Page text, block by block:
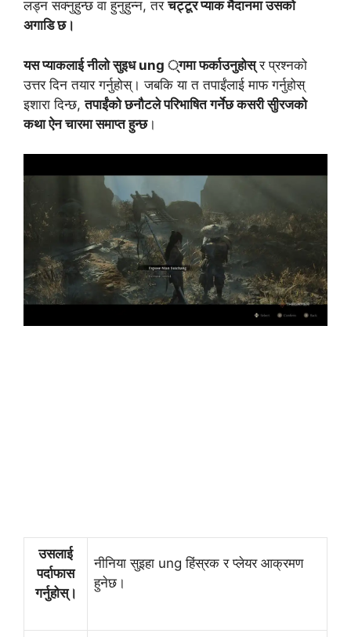
लड्न सक्नुहुन्छ वा हुनुहुन्न, तरचट्टूर प्याक मैदानमा उसको
अगाडि छ।
यस प्याकलाई नीलो सुइध ung ्गमा फर्काउनुहोस्र प्रश्नको
उत्तर दिन तयार गर्नुहोस्। जबकि या त तपाईंलाई माफ गर्नुहोस्
इशारा दिन्छ,तपाईंको छनौटले परिभाषित गर्नेछ कसरी सुीरजको
कथा ऐन चारमा समाप्त हुन्छ।
उसलाई
पर्दाफास
गर्नुहोस्।
नीनिया सुइहा ung हिंस्रक र प्लेयर आक्रमण
हुनेछ।